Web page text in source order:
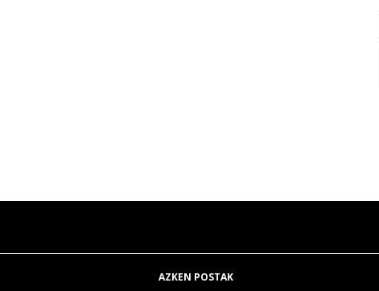
AZKEN POSTAK